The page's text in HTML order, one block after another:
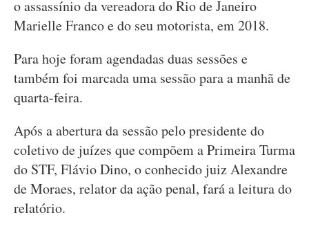
o assassínio da vereadora do Rio de Janeiro
Marielle Franco e do seu motorista, em 2018.
Para hoje foram agendadas duas sessões e
também foi marcada uma sessão para a manhã de
quarta-feira.
Após a abertura da sessão pelo presidente do
coletivo de juízes que compõem a Primeira Turma
do STF, Flávio Dino, o conhecido juiz Alexandre
de Moraes, relator da ação penal, fará a leitura do
relatório.